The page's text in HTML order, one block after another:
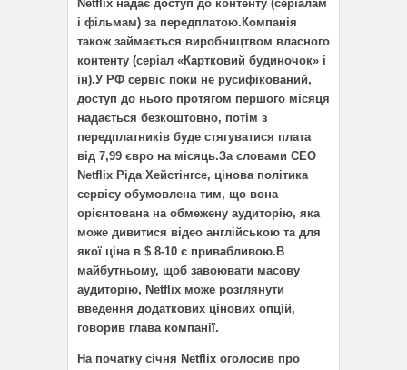
Netflix надає доступ до контенту (серіалам
і фільмам) за передплатою.Компанія
також займається виробництвом власного
контенту (серіал «Картковий будиночок» і
ін).У РФ сервіс поки не русифікований,
доступ до нього протягом першого місяця
надається безкоштовно, потім з
передплатників буде стягуватися плата
від 7,99 євро на місяць.За словами CEO
Netflix Ріда Хейстінгсе, цінова політика
сервісу обумовлена ​​тим, що вона
орієнтована на обмежену аудиторію, яка
може дивитися відео англійською та для
якої ціна в $ 8-10 є привабливою.В
майбутньому, щоб завоювати масову
аудиторію, Netflix може розглянути
введення додаткових цінових опцій,
говорив глава компанії.
На початку січня Netflix оголосив про